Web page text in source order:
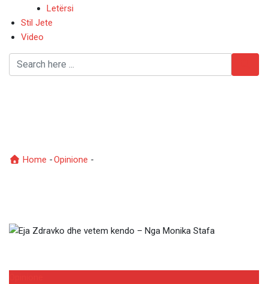
Letërsi
Stil Jete
Video
Home -Opinione -